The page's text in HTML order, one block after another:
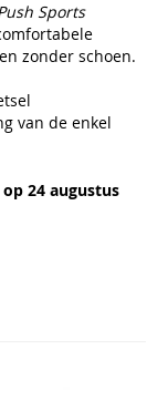
Sports
zonder schoen.
van de enkel
24 augustus